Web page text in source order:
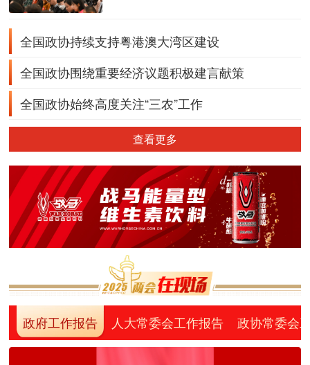
全国政协持续支持粤港澳大湾区建设
全国政协围绕重要经济议题积极建言献策
全国政协始终高度关注“三农”工作
查看更多
政府工作报告 人大常委会工作报告 政协常委会